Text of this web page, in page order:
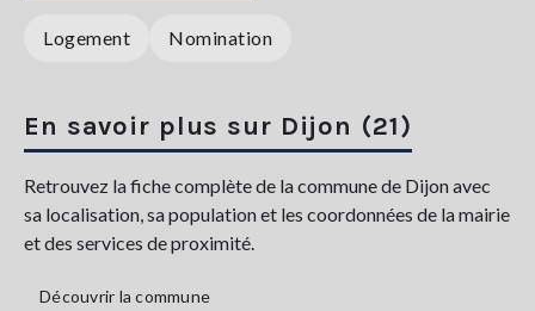
Logement Nomination
En savoir plus sur Dijon (21)
Retrouvez la fiche complète de la commune de Dijon avec
sa localisation, sa population et les coordonnées de la mairie
et des services de proximité.
Découvrir la commune